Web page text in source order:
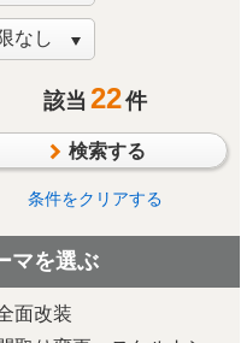
段
・サッシ
その他該当 22件
検索する
条件をクリアする
マを選ぶ
面改装